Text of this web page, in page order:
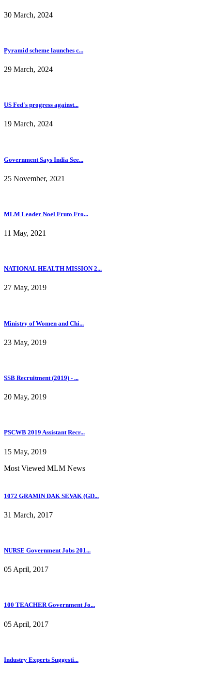
30 March, 2024
Pyramid scheme launches c...
29 March, 2024
US Fed's progress against...
19 March, 2024
Government Says India See...
25 November, 2021
MLM Leader Noel Fruto Fro...
11 May, 2021
NATIONAL HEALTH MISSION 2...
27 May, 2019
Ministry of Women and Chi...
23 May, 2019
SSB Recruitment (2019) - ...
20 May, 2019
PSCWB 2019 Assistant Recr...
15 May, 2019
Most Viewed MLM News
1072 GRAMIN DAK SEVAK (GD...
31 March, 2017
NURSE Government Jobs 201...
05 April, 2017
100 TEACHER Government Jo...
05 April, 2017
Industry Experts Suggesti...